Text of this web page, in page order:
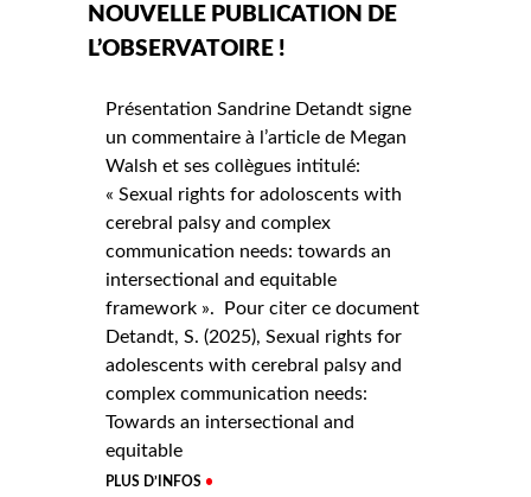
NOUVELLE PUBLICATION DE
L’OBSERVATOIRE !
Présentation Sandrine Detandt signe
un commentaire à l’article de Megan
Walsh et ses collègues intitulé:
« Sexual rights for adoloscents with
cerebral palsy and complex
communication needs: towards an
intersectional and equitable
framework ». Pour citer ce document
Detandt, S. (2025), Sexual rights for
adolescents with cerebral palsy and
complex communication needs:
Towards an intersectional and
equitable
PLUS D’INFOS